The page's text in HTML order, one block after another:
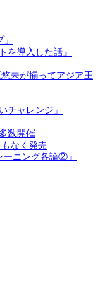
を導入した話」
未が揃ってアジア王
チャレンジ」
数開催
なく発売
ニング各論②」